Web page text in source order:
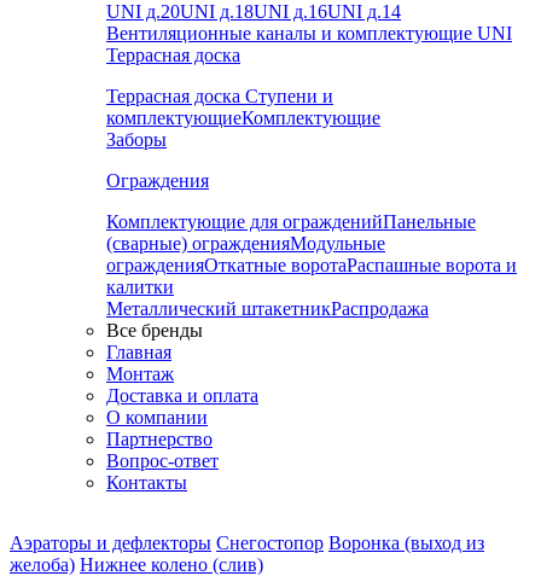
UNI д.20UNI д.18UNI д.16UNI д.14
Вентиляционные каналы и комплектующие UNI
Террасная доска
Террасная доска Ступени и
комплектующиеКомплектующие
Заборы
Ограждения
Комплектующие для огражденийПанельные
(сварные) огражденияМодульные
огражденияОткатные воротаРаспашные ворота и
калитки
Металлический штакетникРаспродажа
Все бренды
Главная
Монтаж
Доставка и оплата
О компании
Партнерство
Вопрос-ответ
Контакты
Аэраторы и дефлекторы Снегостопор Воронка (выход из
желоба) Нижнее колено (слив)